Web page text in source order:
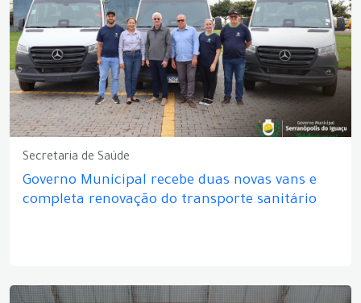
Secretaria de Saúde
Governo Municipal recebe duas novas vans e
completa renovação do transporte sanitário